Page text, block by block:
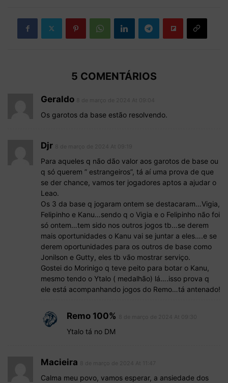
5 COMENTÁRIOS
Geraldo
Os garotos da base estão resolvendo.
Djr
Para aqueles q não dão valor aos garotos de base ou
q só querem ” estrangeiros”, tá aí uma prova de que
se der chance, vamos ter jogadores aptos a ajudar o
Leao.
Os 3 da base q jogaram ontem se destacaram…Vigia,
Felipinho e Kanu…sendo q o Vigia e o Felipinho não foi
só ontem…tem sido nos outros jogos tb…se derem
mais oportunidades o Kanu vai se juntar a eles….e se
derem oportunidades para os outros de base como
Jonilson e Gutty, eles tb vão mostrar serviço.
Gostei do Morinigo q teve peito para botar o Kanu,
mesmo tendo o Ytalo ( medalhão) lá….isso prova q
ele está acompanhando jogos do Remo…tá antenado!
Remo 100%
Ytalo tá no DM
Macieira
Calma meu povo, vamos esperar, a ansiedade dos